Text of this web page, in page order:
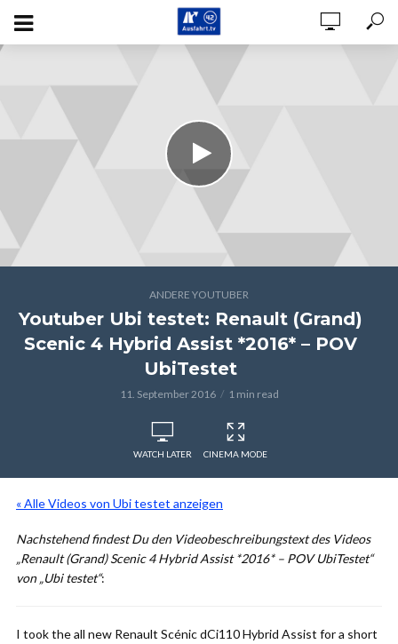
ANDERE YOUTUBER
Youtuber Ubi testet: Renault (Grand)
Scenic 4 Hybrid Assist *2016* – POV
UbiTestet
11. September 2016 1 min read
WATCH LATER CINEMA MODE
« Alle Videos von Ubi testet anzeigen
Nachstehend findest Du den Videobeschreibungstext des Videos
„Renault (Grand) Scenic 4 Hybrid Assist *2016* – POV UbiTestet“
von „Ubi testet“:
I took the all new Renault Scénic dCi110 Hybrid Assist for a short